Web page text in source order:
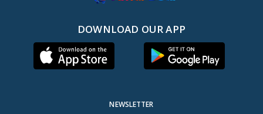
DOWNLOAD OUR APP
NEWSLETTER